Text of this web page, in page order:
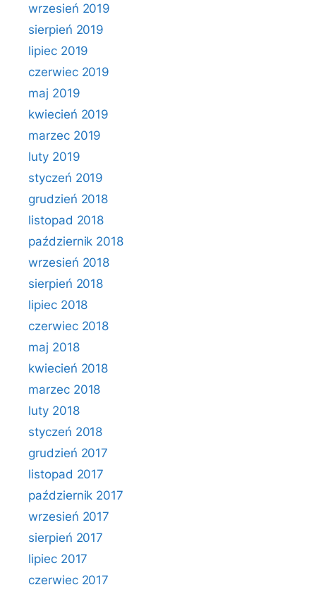
wrzesień 2019
sierpień 2019
lipiec 2019
czerwiec 2019
maj 2019
kwiecień 2019
marzec 2019
luty 2019
styczeń 2019
grudzień 2018
listopad 2018
październik 2018
wrzesień 2018
sierpień 2018
lipiec 2018
czerwiec 2018
maj 2018
kwiecień 2018
marzec 2018
luty 2018
styczeń 2018
grudzień 2017
listopad 2017
październik 2017
wrzesień 2017
sierpień 2017
lipiec 2017
czerwiec 2017